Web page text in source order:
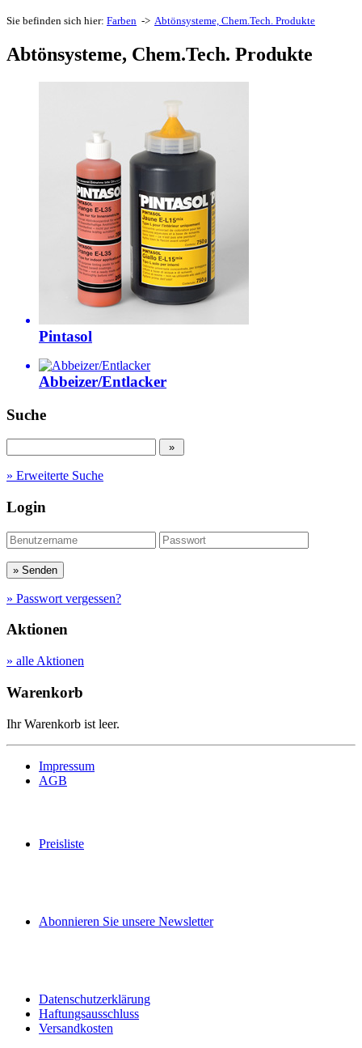
Sie befinden sich hier: Farben -> Abtönsysteme, Chem.Tech. Produkte
Abtönsysteme, Chem.Tech. Produkte
Pintasol
Abbeizer/Entlacker
Suche
» Erweiterte Suche
Login
» Passwort vergessen?
Aktionen
» alle Aktionen
Warenkorb
Ihr Warenkorb ist leer.
Impressum
AGB
Preisliste
Abonnieren Sie unsere Newsletter
Datenschutzerklärung
Haftungsausschluss
Versandkosten